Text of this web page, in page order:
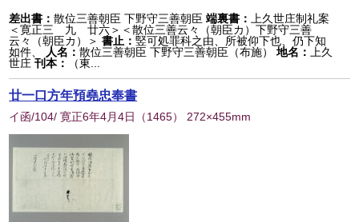
差出書：散位三善朝臣 下野守三善朝臣 端裏書：
上久世庄制礼案
＜寛正三 九 廿六＞＜散位三善云々（朝臣カ）下野守三善
云々（朝臣カ）＞ 書止：竪可処罪科之由、所被仰下也、仍下知
如件、
人名：散位三善朝臣 下野守三善朝臣（布施） 地名：
上久
世庄 刊本： （東...
廿一口方年預堯忠奉書
イ函/104/ 寛正6年4月4日 （1465） 272×455mm